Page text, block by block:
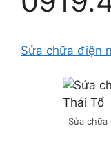
Sửa chữa điện
Sửa chữa